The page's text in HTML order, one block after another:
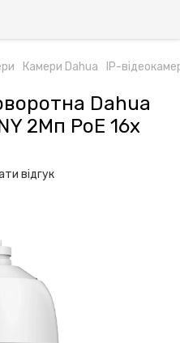
Камери Dahua IP-
Dahua
2Мп PoE 16x
відгук